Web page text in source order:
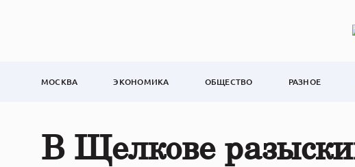
МОСКВА ЭКОНОМИКА ОБЩЕСТВО РАЗНОЕ
В Щелкове